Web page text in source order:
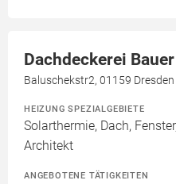
Dachdeckerei Bauer
Baluschekstr2, 01159
HEIZUNG SPEZIALGEBIETE
Solarthermie, Dach,
Architekt
ANGEBOTENE TÄTIGKEITEN